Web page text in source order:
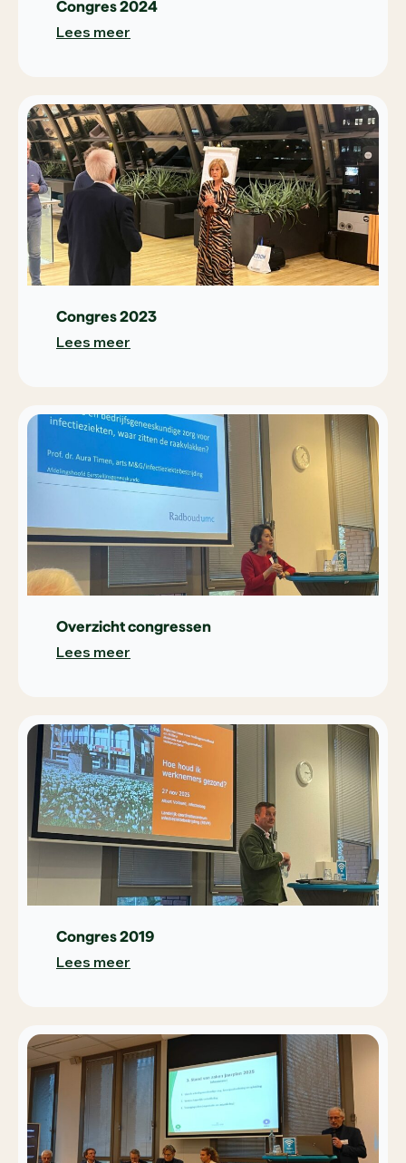
Congres 2024
Lees meer
Congres 2023
Lees meer
Overzicht congressen
Lees meer
Congres 2019
Lees meer